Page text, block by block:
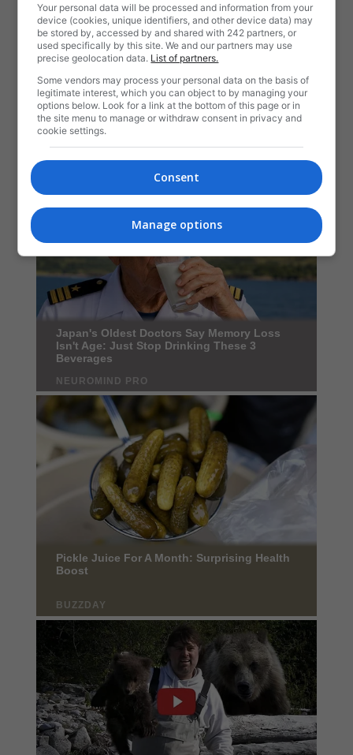
Your personal data will be processed and information from your
device (cookies, unique identifiers, and other device data) may
be stored by, accessed by and shared with 242 partners, or
used specifically by this site. We and our partners may use
precise geolocation data. List of partners.
Some vendors may process your personal data on the basis of
legitimate interest, which you can object to by managing your
options below. Look for a link at the bottom of this page or in
the site menu to manage or withdraw consent in privacy and
cookie settings.
Consent
Manage options